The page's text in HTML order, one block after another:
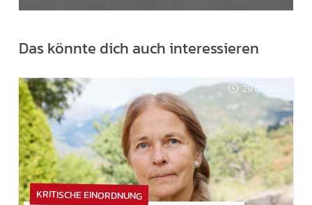
Das könnte dich auch interessieren
29.07.2026
KRITISCHE EINORDNUNG